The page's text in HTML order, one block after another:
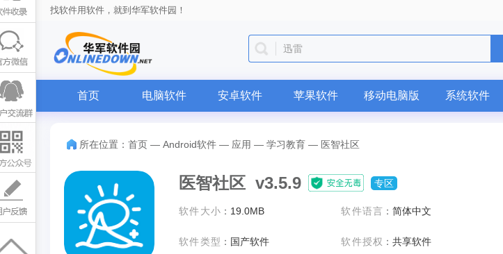
找软件用软件，就到华军软件园！
迅雷
首页 电脑软件 安卓软件 苹果软件 移动电脑版 系统软件
所在位置： 首页 — Android软件 — 应用 — 学习教育 — 医智社区
医智社区 v3.5.9 专区
软件大小 ： 19.0MB 软件语言 ：简体中文
软件类型 ： 国产软件 软件授权 ：共享软件